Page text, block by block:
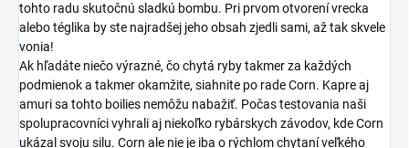
tohto radu skutočnú sladkú bombu. Pri prvom otvorení vrecka
alebo téglika by ste najradšej jeho obsah zjedli sami, až tak skvele
vonia!
Ak hľadáte niečo výrazné, čo chytá ryby takmer za každých
podmienok a takmer okamžite, siahnite po rade Corn. Kapre aj
amuri sa tohto boilies nemôžu nabažiť. Počas testovania naši
spolupracovníci vyhrali aj niekoľko rybárskych závodov, kde Corn
ukázal svoju silu. Corn ale nie je iba o rýchlom chytaní veľkého